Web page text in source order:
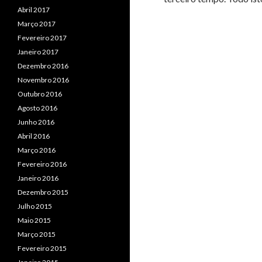
Abril 2017
Março 2017
Fevereiro 2017
Janeiro 2017
Dezembro 2016
Novembro 2016
Outubro 2016
Agosto 2016
Junho 2016
Abril 2016
Março 2016
Fevereiro 2016
Janeiro 2016
Dezembro 2015
Julho 2015
Maio 2015
Março 2015
Fevereiro 2015